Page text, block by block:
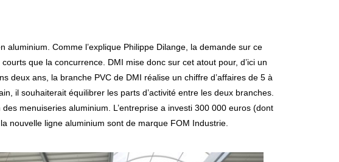
Comme l’explique Philippe Dilange, la demande sur ce
que la concurrence. DMI mise donc sur cet atout pour, d’ici un
deux ans, la branche PVC de DMI réalise un chiffre d’affaires de 5 à
il souhaiterait équilibrer les parts d’activité entre les deux branches.
menuiseries aluminium. L’entreprise a investi 300 000 euros (dont
nouvelle ligne aluminium sont de marque FOM Industrie.